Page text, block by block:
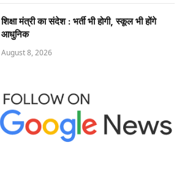
शिक्षा मंत्री का संदेश : भर्ती भी होगी, स्कूल भी होंगे
आधुनिक
August 8, 2026